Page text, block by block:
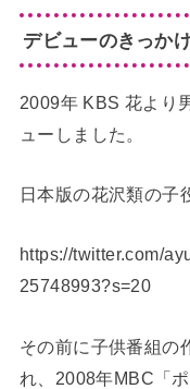
デビューのきっか
2009年 KBS 花より
ューしました。
日本版の花沢類の子
https://twitter.com/
25748993?s=20
その前に子供番組の
れ、2008年MBC「